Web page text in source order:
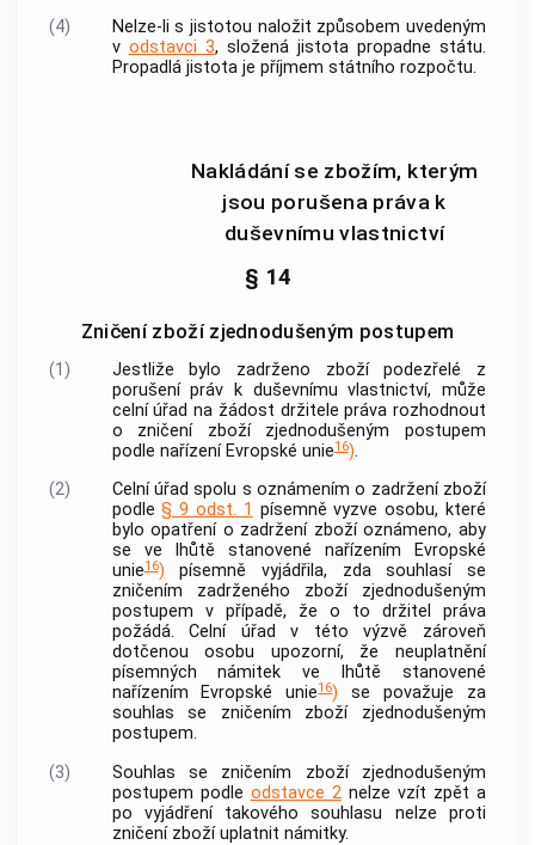
(4)
Nelze-li s jistotou naložit způsobem uvedeným
v odstavci 3, složená jistota propadne státu.
Propadlá jistota je příjmem státního rozpočtu.
Nakládání se zbožím, kterým
jsou porušena práva k
duševnímu vlastnictví
§ 14
Zničení zboží zjednodušeným postupem
(1)
Jestliže bylo zadrženo zboží podezřelé z
porušení práv k duševnímu vlastnictví, může
celní úřad na žádost držitele práva rozhodnout
o zničení zboží zjednodušeným postupem
podle nařízení Evropské unie16).
(2)
Celní úřad spolu s oznámením o zadržení zboží
podle§ 9 odst. 1 písemně vyzve osobu, které
bylo opatření o zadržení zboží oznámeno, aby
se ve lhůtě stanovené nařízením Evropské
unie16) písemně vyjádřila, zda souhlasí se
zničením zadrženého zboží zjednodušeným
postupem v případě, že o to držitel práva
požádá. Celní úřad v této výzvě zároveň
dotčenou osobu upozorní, že neuplatnění
písemných námitek ve lhůtě stanovené
nařízením Evropské unie16) se považuje za
souhlas se zničením zboží zjednodušeným
postupem.
(3)
Souhlas se zničením zboží zjednodušeným
postupem podle odstavce 2nelze vzít zpět a
po vyjádření takového souhlasu nelze proti
zničení zboží uplatnit námitky.